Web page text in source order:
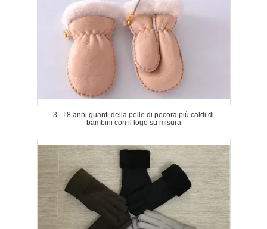
3 - I 8 anni guanti della pelle di pecora più caldi di
bambini con il logo su misura